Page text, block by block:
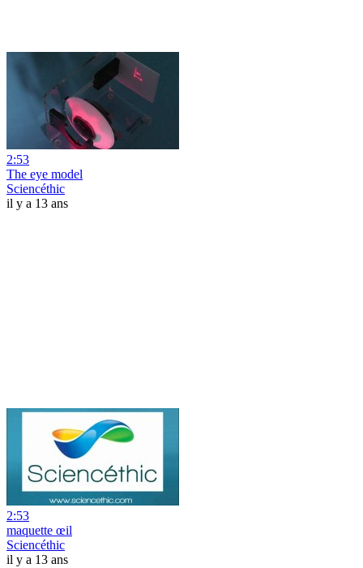
2:53
The eye model
Sciencéthic
il y a 13 ans
2:53
maquette œil
Sciencéthic
il y a 13 ans